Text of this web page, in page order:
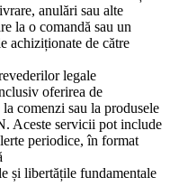
anulări sau alte
la o comandă sau un
achiziționate de către
legale
oferirea de
comenzi sau la produsele
Aceste servicii pot include
periodice, în format
și libertățile fundamentale